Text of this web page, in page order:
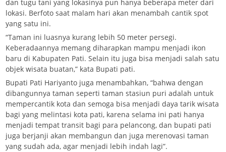
dan tugu tani yang lokasinya pun hanya beberapa meter dari
lokasi. Berfoto saat malam hari akan menambah cantik spot
yang satu ini.
“Taman ini luasnya kurang lebih 50 meter persegi.
Keberadaannya memang diharapkan mampu menjadi ikon
baru di Kabupaten Pati. Selain itu juga bisa menjadi salah satu
objek wisata buatan,” kata Bupati pati.
Bupati Pati Hariyanto juga menambahkan, “bahwa dengan
dibangunnya taman seperti taman stasiun puri adalah untuk
mempercantik kota dan semoga bisa menjadi daya tarik wisata
bagi yang melintasi kota pati, karena selama ini pati hanya
menjadi tempat transit bagi para pelancong, dan bupati pati
juga berjanji akan membangun dan juga merenovasi taman
yang sudah ada, agar menjadi lebih indah lagi”.